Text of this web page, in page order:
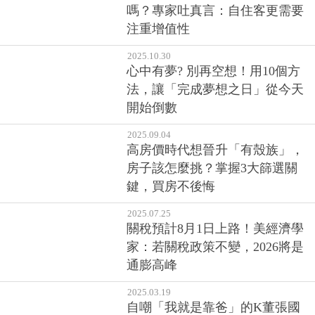
嗎？專家吐真言：自住客更需要
注重增值性
2025.10.30
心中有夢? 別再空想！用10個方
法，讓「完成夢想之日」從今天
開始倒數
2025.09.04
高房價時代想晉升「有殼族」，
房子該怎麼挑？掌握3大篩選關
鍵，買房不後悔
2025.07.25
關稅預計8月1日上路！美經濟學
家：若關稅政策不變，2026將是
通膨高峰
2025.03.19
自嘲「我就是靠爸」的K董張國